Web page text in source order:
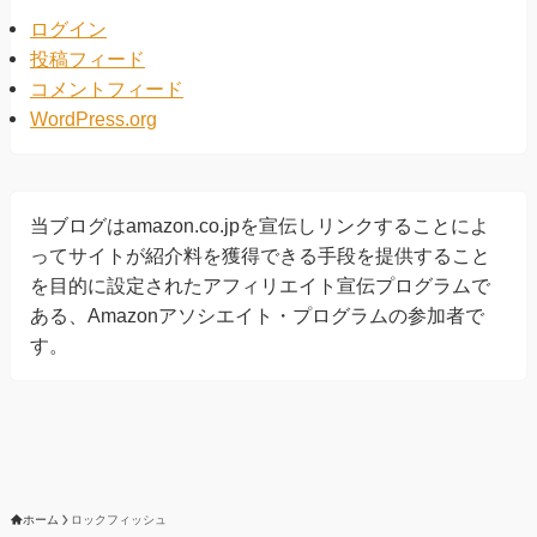
ログイン
投稿フィード
コメントフィード
WordPress.org
当ブログはamazon.co.jpを宣伝しリンクすることによ
ってサイトが紹介料を獲得できる手段を提供すること
を目的に設定されたアフィリエイト宣伝プログラムで
ある、Amazonアソシエイト・プログラムの参加者で
す。
ホーム ロックフィッシュ